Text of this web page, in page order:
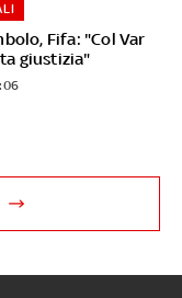
Fifa: "Col Var
giustizia"